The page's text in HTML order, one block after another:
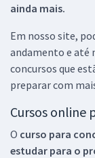
ainda mais.
Em nosso site,
andamento e até
concursos que
preparar com
Cursos online
O curso para
estudar para o